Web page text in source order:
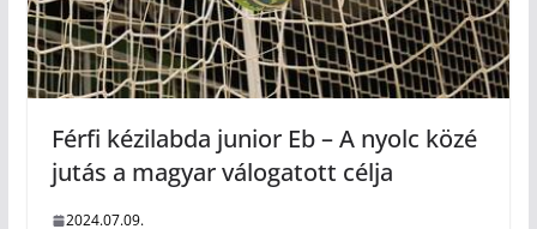
Férfi kézilabda junior Eb – A nyolc közé
jutás a magyar válogatott célja
2024.07.09.